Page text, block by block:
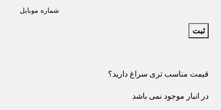
ثبت
قیمت مناسب تری سراغ دارید؟
در انبار موجود نمی باشد